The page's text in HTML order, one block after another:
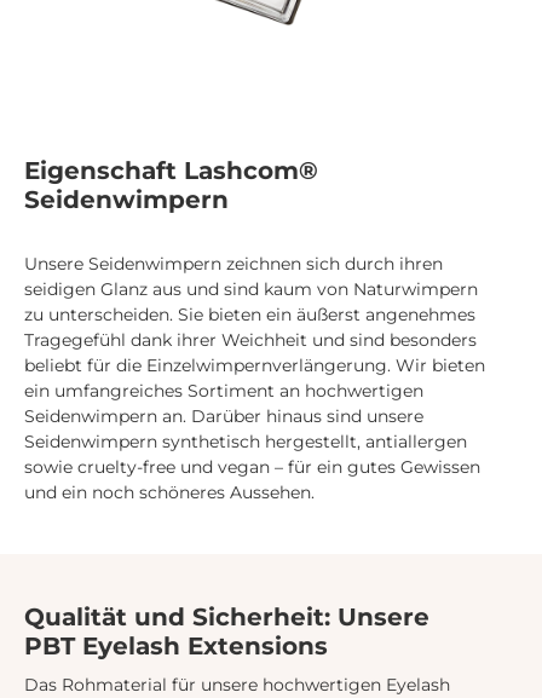
Eigenschaft Lashcom®
Seidenwimpern
Unsere Seidenwimpern zeichnen sich durch ihren
seidigen Glanz aus und sind kaum von Naturwimpern
zu unterscheiden. Sie bieten ein äußerst angenehmes
Tragegefühl dank ihrer Weichheit und sind besonders
beliebt für die Einzelwimpernverlängerung. Wir bieten
ein umfangreiches Sortiment an hochwertigen
Seidenwimpern an. Darüber hinaus sind unsere
Seidenwimpern synthetisch hergestellt, antiallergen
sowie cruelty-free und vegan – für ein gutes Gewissen
und ein noch schöneres Aussehen.
Qualität und Sicherheit: Unsere
PBT Eyelash Extensions
Das Rohmaterial für unsere hochwertigen Eyelash